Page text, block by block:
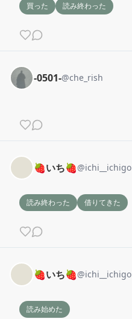
買った 読み終わった
-0501-@che_rish
🍓いち🍓@ichi__ichigo
読み終わった 借りてきた
🍓いち🍓@ichi__ichigo
読み始めた